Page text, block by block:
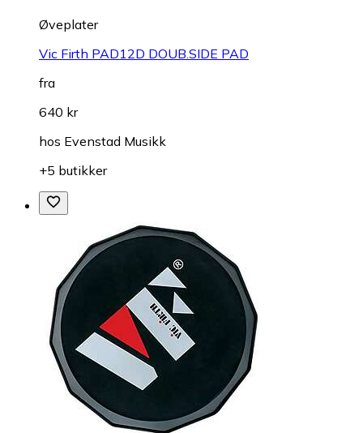
Øveplater
Vic Firth PAD12D DOUB.SIDE PAD
fra
640 kr
hos Evenstad Musikk
+5 butikker